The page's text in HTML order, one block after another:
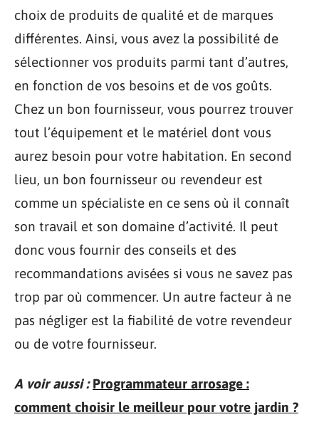
choix de produits de qualité et de marques
différentes. Ainsi, vous avez la possibilité de
sélectionner vos produits parmi tant d’autres,
en fonction de vos besoins et de vos goûts.
Chez un bon fournisseur, vous pourrez trouver
tout l’équipement et le matériel dont vous
aurez besoin pour votre habitation. En second
lieu, un bon fournisseur ou revendeur est
comme un spécialiste en ce sens où il connaît
son travail et son domaine d’activité. Il peut
donc vous fournir des conseils et des
recommandations avisées si vous ne savez pas
trop par où commencer. Un autre facteur à ne
pas négliger est la fiabilité de votre revendeur
ou de votre fournisseur.
A voir aussi : Programmateur arrosage :
comment choisir le meilleur pour votre jardin ?